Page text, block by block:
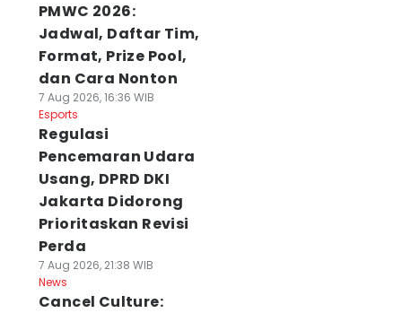
PMWC 2026:
Jadwal, Daftar Tim,
Format, Prize Pool,
dan Cara Nonton
7 Aug 2026, 16:36 WIB
Esports
Regulasi
Pencemaran Udara
Usang, DPRD DKI
Jakarta Didorong
Prioritaskan Revisi
Perda
7 Aug 2026, 21:38 WIB
News
Cancel Culture: